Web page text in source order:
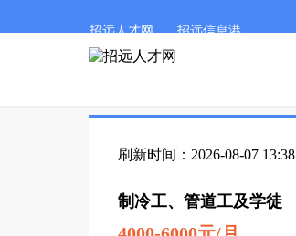
招远人才网 招远信息港
刷新时间：2026-08-07 13:38
制冷工、管道工及学徒